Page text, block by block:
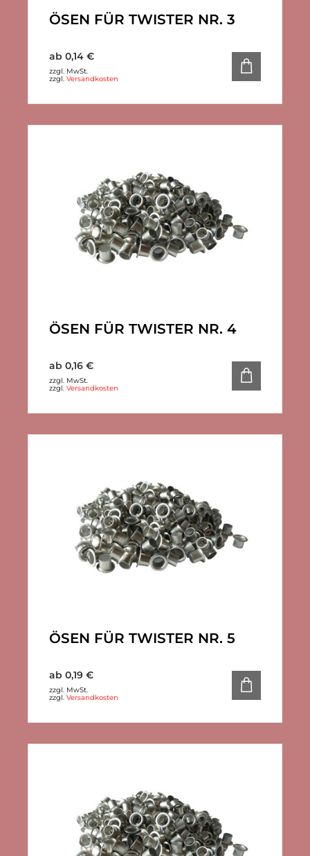
ÖSEN FÜR TWISTER NR. 3
ab 0,14 €
zzgl. MwSt.
zzgl. Versandkosten
ÖSEN FÜR TWISTER NR. 4
ab 0,16 €
zzgl. MwSt.
zzgl. Versandkosten
ÖSEN FÜR TWISTER NR. 5
ab 0,19 €
zzgl. MwSt.
zzgl. Versandkosten